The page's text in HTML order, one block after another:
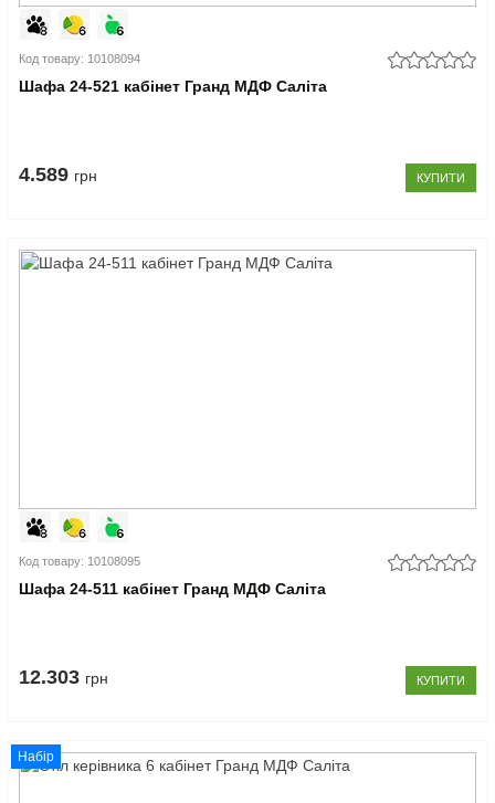
Код товару: 10108094
Шафа 24-521 кабінет Гранд МДФ Саліта
4.589 грн КУПИТИ
Код товару: 10108095
Шафа 24-511 кабінет Гранд МДФ Саліта
12.303 грн КУПИТИ
Набір